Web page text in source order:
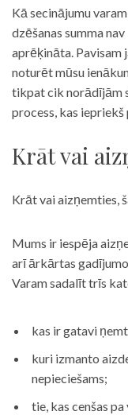
Kā secinājumu
dzēšanas summa
aprēķināta. Pavisam
noturēt mūsu
tikpat cik norādījām
process, kas
Krāt vai
Krāt vai aizņemties,
Mums ir iespēja
arī ārkārtas
Varam sadalīt trīs
kas ir gatavi
kuri izmanto
nepieciešams;
tie, kas cenšas